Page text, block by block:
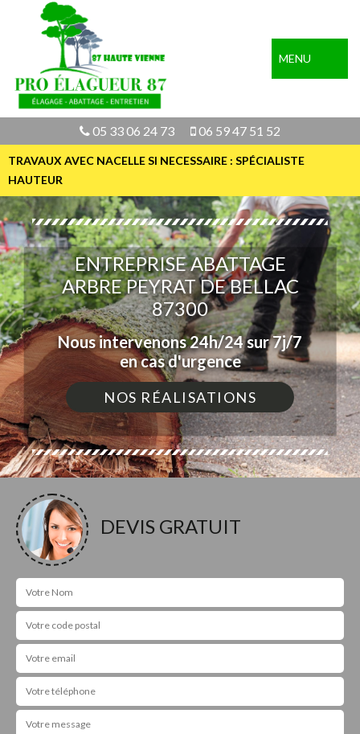
MENU
05 33 06 24 73 06 59 47 51 52
TRAVAUX AVEC NACELLE SI NECESSAIRE : SPÉCIALISTE
HAUTEUR
ENTREPRISE ABATTAGE
ARBRE PEYRAT DE BELLAC
87300
Nous intervenons 24h/24 sur 7j/7
en cas d'urgence
NOS RÉALISATIONS
DEVIS GRATUIT